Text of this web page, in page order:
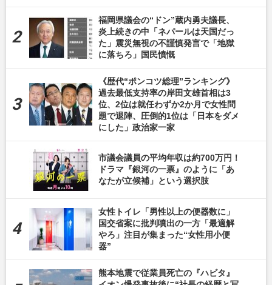
福岡県議会の“ドン”蔵内勇夫議長、
炎上続きの中「ネパールは天国だっ
た」震災無視の不謹慎発言で「地獄
に落ちろ」国民憤慨
《歴代“ポンコツ総理”ランキング》
過去最低支持率の岸田文雄首相は3
位、2位は就任わずか2か月で女性問
題で退陣、圧倒的1位は「日本をダメ
にした」政治家一家
市議会議員の平均年収は約700万円！
ドラマ『銀河の一票』のように「あ
なたが立候補」という選択肢
女性トイレ「男性以上の便器数に」
国交省案に批判噴出の一方「最適解
やろ」注目が集まった“女性用小便
器”
熊本地震で従業員死亡の『ハビタ』